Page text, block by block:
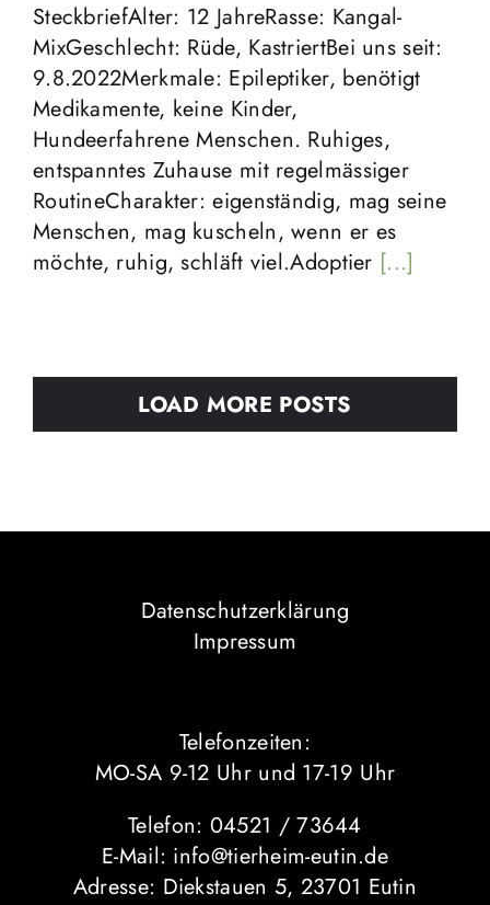
SteckbriefAlter: 12 JahreRasse: Kangal-
MixGeschlecht: Rüde, KastriertBei uns seit:
9.8.2022Merkmale: Epileptiker, benötigt
Medikamente, keine Kinder,
Hundeerfahrene Menschen. Ruhiges,
entspanntes Zuhause mit regelmässiger
RoutineCharakter: eigenständig, mag seine
Menschen, mag kuscheln, wenn er es
möchte, ruhig, schläft viel.Adoptier [...]
LOAD MORE POSTS
Datenschutzerklärung
Impressum
Telefonzeiten:
MO-SA 9-12 Uhr und 17-19 Uhr
Telefon: 04521 / 73644
E-Mail: info@tierheim-eutin.de
Adresse: Diekstauen 5, 23701 Eutin